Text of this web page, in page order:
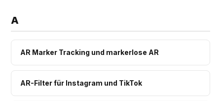
A
AR Marker Tracking und markerlose AR
AR-Filter für Instagram und TikTok